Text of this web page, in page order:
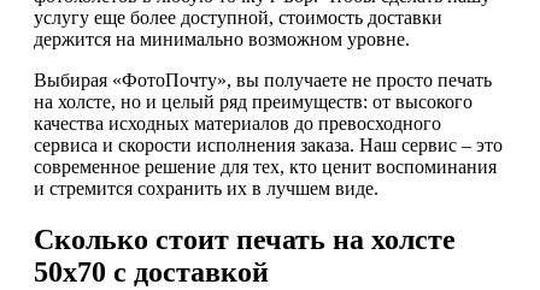
услугу еще более доступной, стоимость доставки
держится на минимально возможном уровне.
Выбирая «ФотоПочту», вы получаете не просто печать
на холсте, но и целый ряд преимуществ: от высокого
качества исходных материалов до превосходного
сервиса и скорости исполнения заказа. Наш сервис – это
современное решение для тех, кто ценит воспоминания
и стремится сохранить их в лучшем виде.
Сколько стоит печать на холсте
50х70 с доставкой